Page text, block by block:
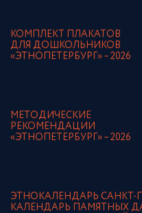
КОМПЛЕКТ ПЛАКАТОВ
ДЛЯ ДОШКОЛЬНИКОВ
«ЭТНОПЕТЕРБУРГ» – 2026
МЕТОДИЧЕСКИЕ
РЕКОМЕНДАЦИИ
«ЭТНОПЕТЕРБУРГ» – 2026
ЭТНОКАЛЕНДАРЬ САНКТ-
КАЛЕНДАРЬ ПАМЯТНЫХ